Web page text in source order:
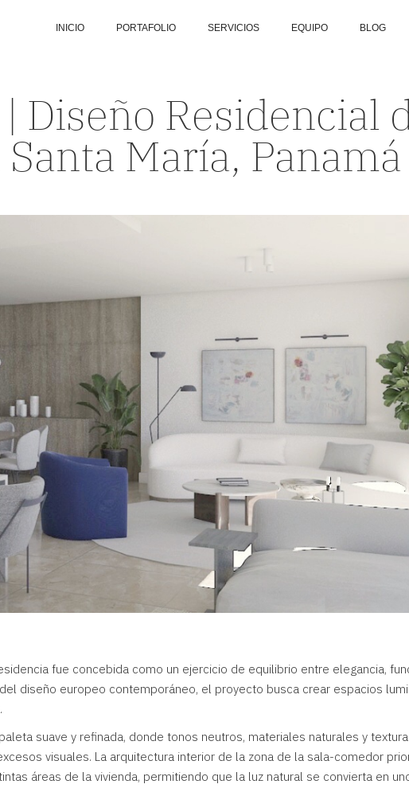
INICIO PORTAFOLIO SERVICIOS EQUIPO BLOG
Diseño Residencial
María, Panamá
fue concebida como un ejercicio de equilibrio entre elegancia,
diseño europeo contemporáneo, el proyecto busca crear espacios
suave y refinada, donde tonos neutros, materiales naturales y
visuales. La arquitectura interior de la zona de la sala-comedor
áreas de la vivienda, permitiendo que la luz natural se convierta en